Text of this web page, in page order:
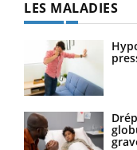
LES MALADIES